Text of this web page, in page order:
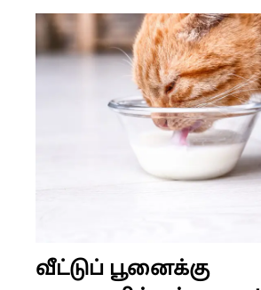
வீட்டுப் பூனைக்கு